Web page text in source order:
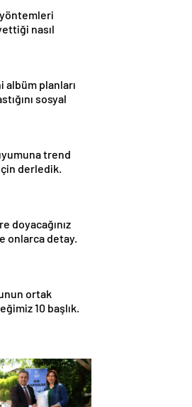
nasıl
albüm planları
sosyal
trend
derledik.
doyacağınız
onlarca detay.
ortak
10 başlık.